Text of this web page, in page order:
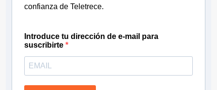
confianza de Teletrece.
Introduce tu dirección de e-mail para
suscribirte